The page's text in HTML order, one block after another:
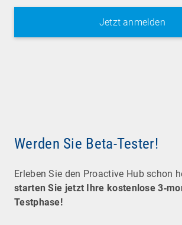
Werden Sie Beta-Tester!
Erleben Sie den Proactive Hub schon
starten Sie jetzt Ihre kostenlose
Testphase!